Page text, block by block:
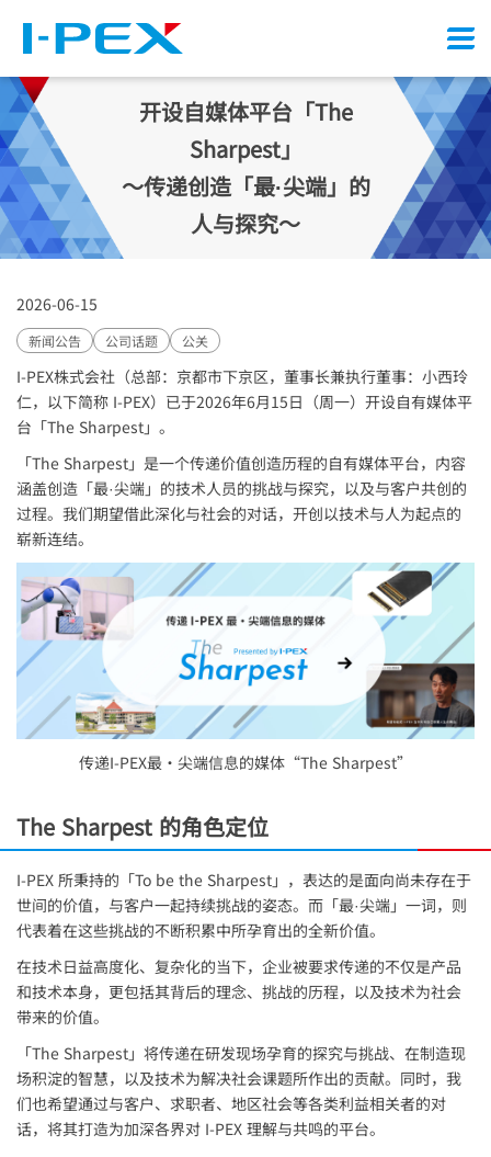
开设自媒体平台「The
Sharpest」
～传递创造「最·尖端」的
人与探究～
2026-06-15
新闻公告 公司话题 公关
I-PEX株式会社（总部：京都市下京区，董事长兼执行董事：小西玲
仁，以下简称 I-PEX）已于2026年6月15日（周一）开设自有媒体平
台「The Sharpest」。
「The Sharpest」是一个传递价值创造历程的自有媒体平台，内容
涵盖创造「最·尖端」的技术人员的挑战与探究，以及与客户共创的
过程。我们期望借此深化与社会的对话，开创以技术与人为起点的
崭新连结。
传递I-PEX最・尖端信息的媒体“The Sharpest”
The Sharpest 的角色定位
I-PEX 所秉持的「To be the Sharpest」，表达的是面向尚未存在于
世间的价值，与客户一起持续挑战的姿态。而「最·尖端」一词，则
代表着在这些挑战的不断积累中所孕育出的全新价值。
在技术日益高度化、复杂化的当下，企业被要求传递的不仅是产品
和技术本身，更包括其背后的理念、挑战的历程，以及技术为社会
带来的价值。
「The Sharpest」将传递在研发现场孕育的探究与挑战、在制造现
场积淀的智慧，以及技术为解决社会课题所作出的贡献。同时，我
们也希望通过与客户、求职者、地区社会等各类利益相关者的对
话，将其打造为加深各界对 I-PEX 理解与共鸣的平台。